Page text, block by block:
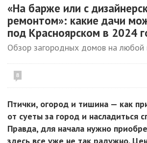
«На барже или с
ремонтом»: какие дачи
под Красноярском в 2024
Обзор загородных домов на любой
8
Птички, огород и тишина — как
от суеты за город и насладиться
Правда, для начала нужно
здесь все уже не так радужно.